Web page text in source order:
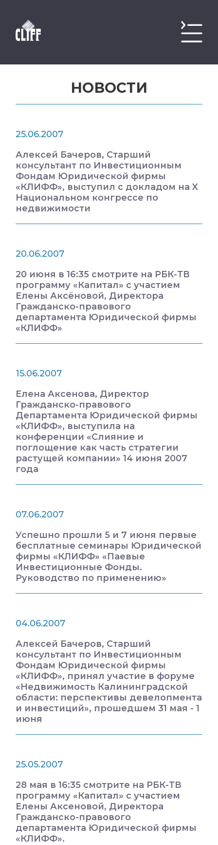
НОВОСТИ
25.06.2007
Алексей Бачеров, Старший
консультант по Инвестиционным
Фондам Юридической фирмы
«КЛИФФ», выступил с докладом на X
Национальном конгрессе по
недвижимости
20.06.2007
20 июня в 16:35 смотрите на РБК-ТВ
программу «Капитал» с участием
Елены Аксёновой, Директора
Гражданско-правового
департамента Юридической фирмы
«КЛИФФ»
15.06.2007
Елена Аксенова, Директор
Гражданско-правового
Департамента Юридической фирмы
«КЛИФФ», выступила на
конференции «Слияние и
поглощение как часть стратегии
растущей компании» 14 июня 2007
года
07.06.2007
Успешно прошли 5 и 7 июня первые
бесплатные семинары Юридической
фирмы «КЛИФФ» «Паевые
Инвестиционные Фонды.
Руководство по применению»
04.06.2007
Алексей Бачеров, Старший
консультант по Инвестиционным
Фондам Юридической фирмы
«КЛИФФ», принял участие в форуме
«Недвижимость Калининградской
области: перспективы девелопмента
и инвестиций», прошедшем 31 мая - 1
июня
25.05.2007
28 мая в 16:35 смотрите на РБК-ТВ
программу «Капитал» с участием
Елены Аксеновой, Директора
Гражданско-правового
департамента Юридической фирмы
«КЛИФФ».